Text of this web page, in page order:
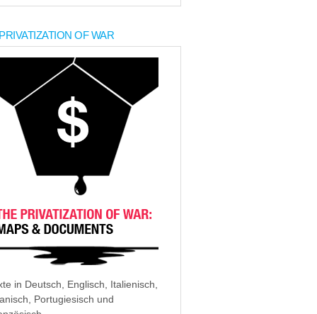
OF WAR
in Deutsch, Englisch, Italienisch,
Portugiesisch und